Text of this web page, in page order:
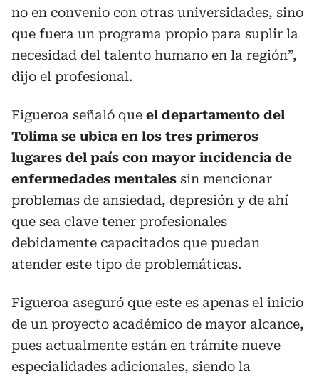
no en convenio con otras universidades, sino
que fuera un programa propio para suplir la
necesidad del talento humano en la región”,
dijo el profesional.
Figueroa señaló que el departamento del
Tolima se ubica en los tres primeros
lugares del país con mayor incidencia de
enfermedades mentales sin mencionar
problemas de ansiedad, depresión y de ahí
que sea clave tener profesionales
debidamente capacitados que puedan
atender este tipo de problemáticas.
Figueroa aseguró que este es apenas el inicio
de un proyecto académico de mayor alcance,
pues actualmente están en trámite nueve
especialidades adicionales, siendo la